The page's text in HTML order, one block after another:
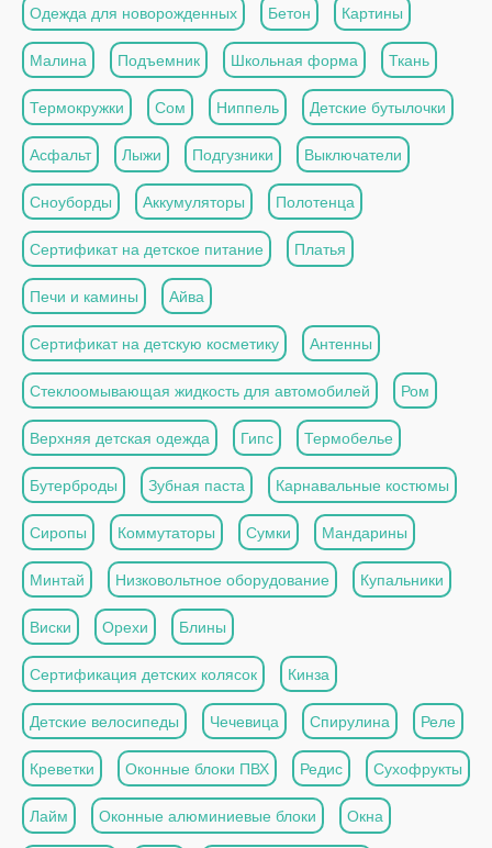
Одежда для новорожденных Бетон Картины
Малина Подъемник Школьная форма Ткань
Термокружки Сом Ниппель Детские бутылочки
Асфальт Лыжи Подгузники Выключатели
Сноуборды Аккумуляторы Полотенца
Сертификат на детское питание Платья
Печи и камины Айва
Сертификат на детскую косметику Антенны
Стеклоомывающая жидкость для автомобилей Ром
Верхняя детская одежда Гипс Термобелье
Бутерброды Зубная паста Карнавальные костюмы
Сиропы Коммутаторы Сумки Мандарины
Минтай Низковольтное оборудование Купальники
Виски Орехи Блины
Сертификация детских колясок Кинза
Детские велосипеды Чечевица Спирулина Реле
Креветки Оконные блоки ПВХ Редис Сухофрукты
Лайм Оконные алюминиевые блоки Окна